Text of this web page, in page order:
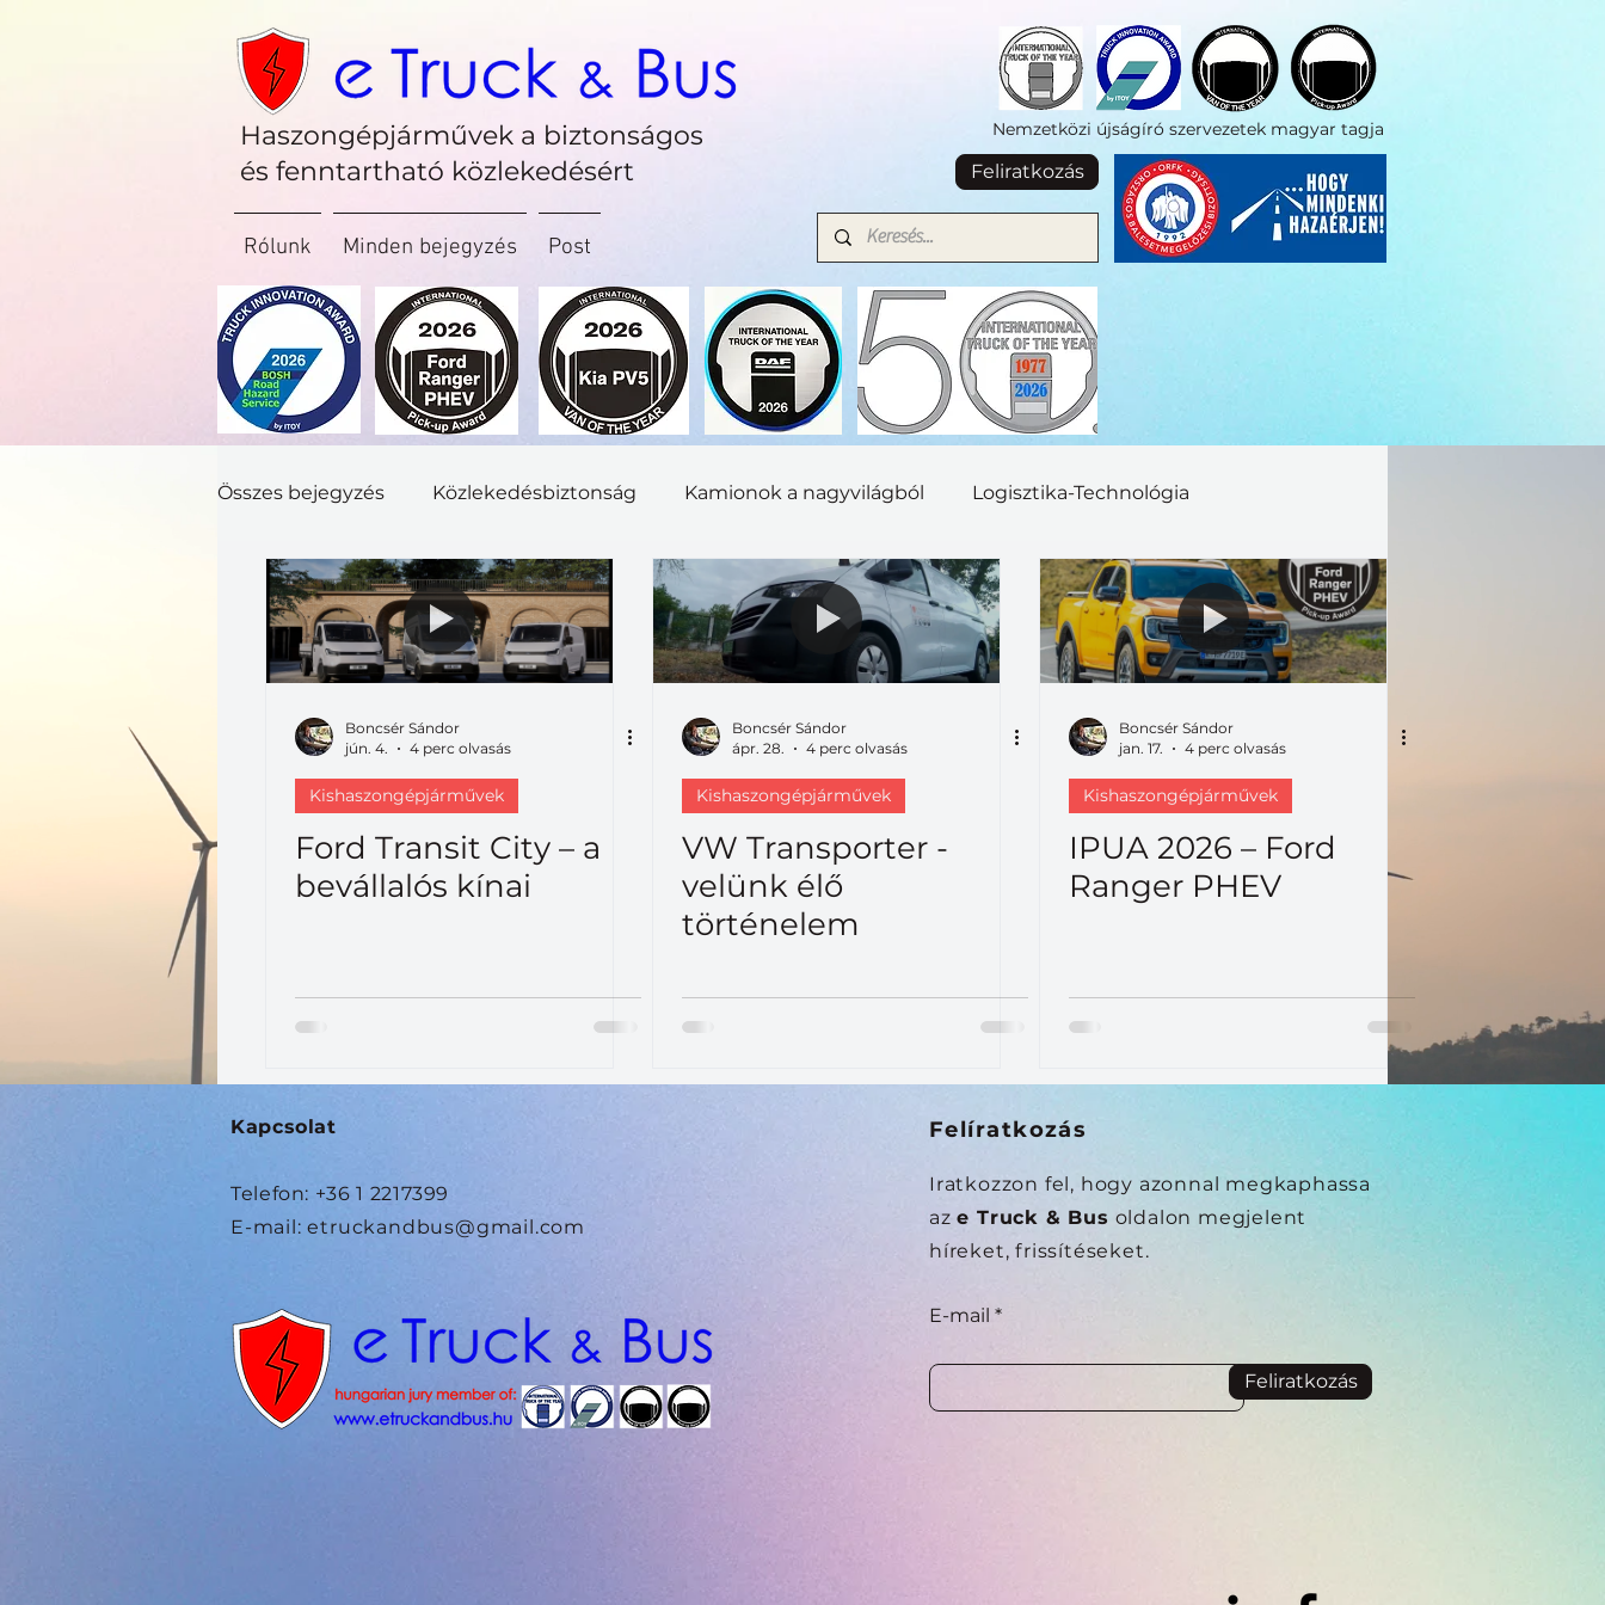
Haszongépjárművek a biztonságos
és fenntartható közlekedésért
Rólunk Minden bejegyzés Post
Nemzetközi újságíró szervezetek magyar tagja
Feliratkozás
Összes bejegyzés Közlekedésbiztonság Kamionok a nagyvilágból Logisztika-Technológia
Kishaszongépjárművek
Boncsér Sándor
jún. 4.
4 perc olvasás
Kishaszongépjárművek
Ford Transit City – a
bevállalós kínai
Boncsér Sándor
ápr. 28.
4 perc olvasás
Kishaszongépjárművek
VW Transporter -
velünk élő
történelem
Boncsér Sándor
jan. 17.
4 perc olvasás
Kishaszongépjárművek
IPUA 2026 – Ford
Ranger PHEV
Kapcsolat
Telefon: +36 1 2217399
E-mail:etruckandbus@gmail.com
Felíratkozás
Iratkozzon fel, hogy azonnal megkaphassa
aze Truck & Bus oldalon megjelent
híreket, frissítéseket.
E-mail
Feliratkozás